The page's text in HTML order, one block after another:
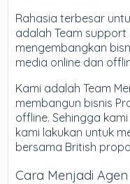
Rahasia terbesar
adalah Team
mengembangkan
media online dan
Kami adalah Team
membangun bisnis
offline. Sehingga
kami lakukan untuk
bersama British
Cara Menjadi